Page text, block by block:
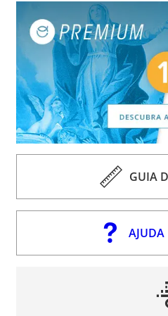
GUIA
AJUDA